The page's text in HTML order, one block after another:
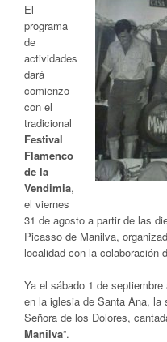
El
programa
de
actividades
dará
comienzo
con el
tradicional
Festival
Flamenco
de la
Vendimia,
el viernes
31 de agosto a partir de las
Picasso de Manilva,
localidad con la colaboración
Ya el sábado 1 de
en la iglesia de Santa Ana, la
Señora de los Dolores,
Manilva”.